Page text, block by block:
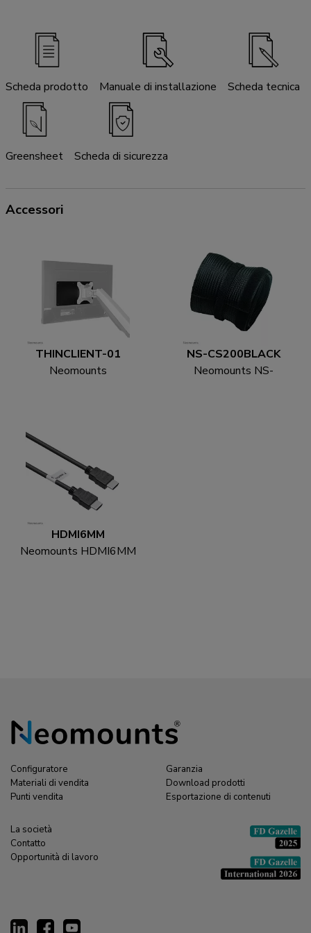
Scheda prodotto Manuale di installazione Scheda tecnica
Greensheet Scheda di sicurezza
Accessori
THINCLIENT-01
Neomounts
NS-CS200BLACK
Neomounts NS-
HDMI6MM
Neomounts HDMI6MM
Configuratore
Materiali di vendita
Punti vendita
Garanzia
Download prodotti
Esportazione di contenuti
La società
Contatto
Opportunità di lavoro